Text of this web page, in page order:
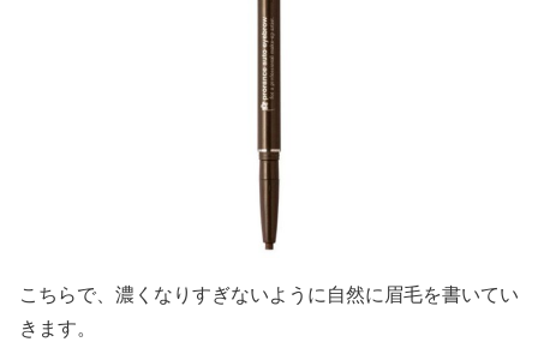
こちらで、濃くなりすぎないように自然に眉毛を書いてい
きます。